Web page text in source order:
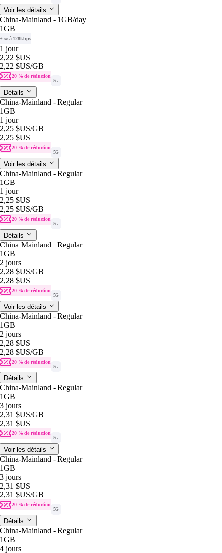
Voir les détails
China-Mainland - 1GB/day
1GB
+ ∞ à 128kbps
1 jour
2,22 $US
2,22 $US/GB
20 % de réduction
5G
Détails
China-Mainland - Regular
1GB
1 jour
2,25 $US/GB
2,25 $US
20 % de réduction
5G
Voir les détails
China-Mainland - Regular
1GB
1 jour
2,25 $US
2,25 $US/GB
20 % de réduction
5G
Détails
China-Mainland - Regular
1GB
2 jours
2,28 $US/GB
2,28 $US
20 % de réduction
5G
Voir les détails
China-Mainland - Regular
1GB
2 jours
2,28 $US
2,28 $US/GB
20 % de réduction
5G
Détails
China-Mainland - Regular
1GB
3 jours
2,31 $US/GB
2,31 $US
20 % de réduction
5G
Voir les détails
China-Mainland - Regular
1GB
3 jours
2,31 $US
2,31 $US/GB
20 % de réduction
5G
Détails
China-Mainland - Regular
1GB
4 jours